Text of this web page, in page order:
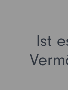
Ist